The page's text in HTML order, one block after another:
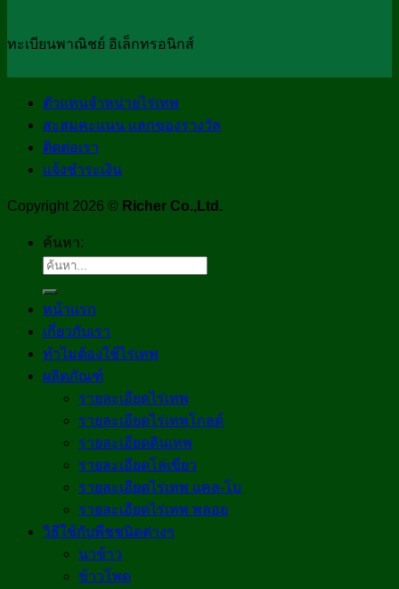
ทะเบียนพาณิชย์ อิเล็กทรอนิกส์
ตัวแทนจำหน่ายไร่เทพ
สะสมคะแนน แลกของรางวัล
ติดต่อเรา
แจ้งชำระเงิน
Copyright 2026 © Richer Co.,Ltd.
ค้นหา:
หน้าแรก
เกี่ยวกับเรา
ทำไมต้องใช้ไร่เทพ
ผลิตภัณฑ์
รายละเอียดไร่เทพ
รายละเอียดไร่เทพโกลด์
รายละเอียดดินเทพ
รายละเอียดโล่เขียว
รายละเอียดไร่เทพ แคล-โบ
รายละเอียดไร่เทพ พลอย
วิธีใช้กับพืชชนิดต่างๆ
นาข้าว
ข้าวโพด